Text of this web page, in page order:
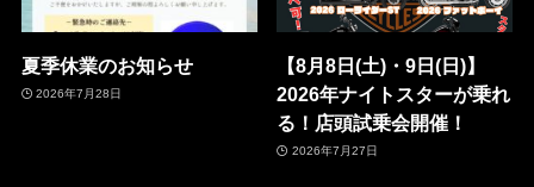
夏季休業のお知らせ
2026年7月28日
【8月8日(土)・9日(日)】
2026年ナイトスターが乗れ
る！店頭試乗会開催！
2026年7月27日